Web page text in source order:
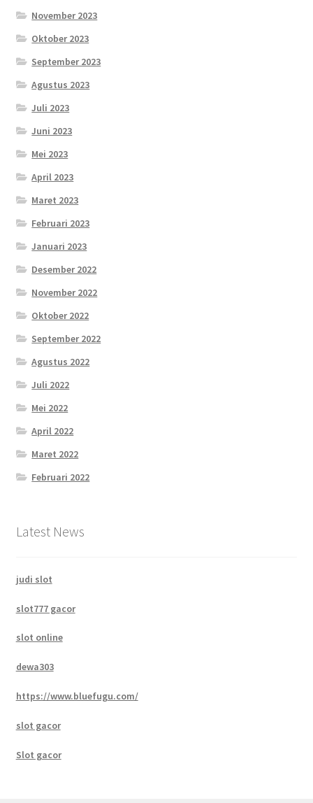
November 2023
Oktober 2023
September 2023
Agustus 2023
Juli 2023
Juni 2023
Mei 2023
April 2023
Maret 2023
Februari 2023
Januari 2023
Desember 2022
November 2022
Oktober 2022
September 2022
Agustus 2022
Juli 2022
Mei 2022
April 2022
Maret 2022
Februari 2022
Latest News
judi slot
slot777 gacor
slot online
dewa303
https://www.bluefugu.com/
slot gacor
Slot gacor